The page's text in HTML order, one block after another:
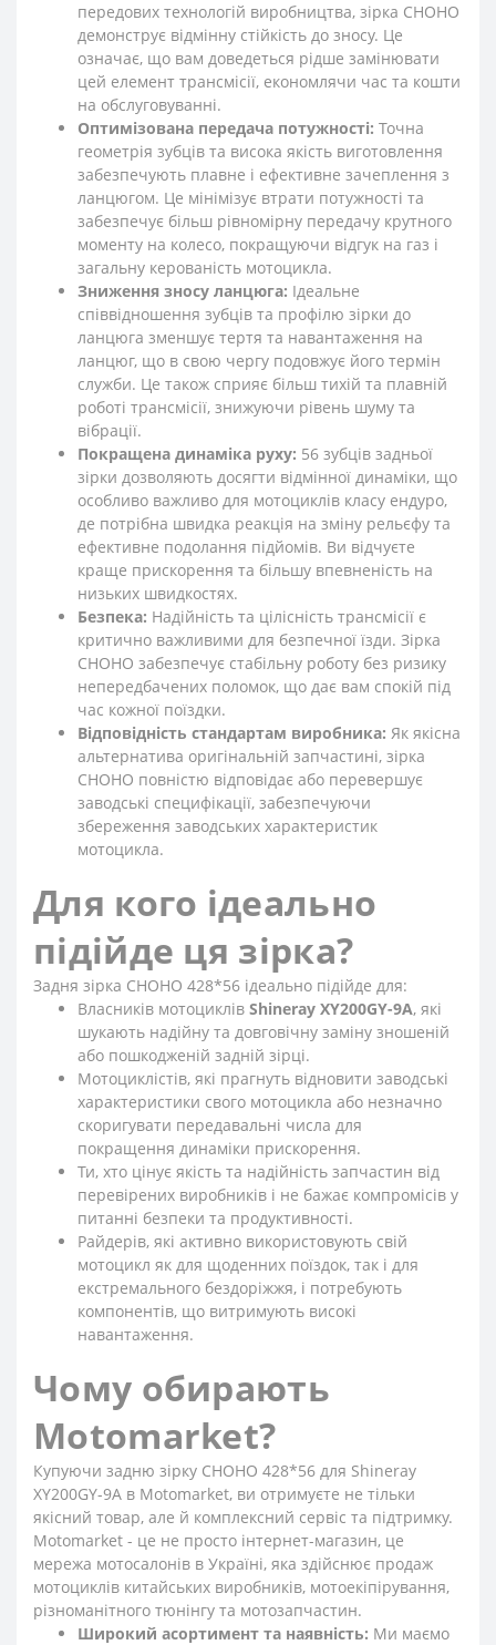
передових технологій виробництва, зірка CHOHO
демонструє відмінну стійкість до зносу. Це
означає, що вам доведеться рідше замінювати
цей елемент трансмісії, економлячи час та кошти
на обслуговуванні.
Оптимізована передача потужності: Точна
геометрія зубців та висока якість виготовлення
забезпечують плавне і ефективне зачеплення з
ланцюгом. Це мінімізує втрати потужності та
забезпечує більш рівномірну передачу крутного
моменту на колесо, покращуючи відгук на газ і
загальну керованість мотоцикла.
Зниження зносу ланцюга: Ідеальне
співвідношення зубців та профілю зірки до
ланцюга зменшує тертя та навантаження на
ланцюг, що в свою чергу подовжує його термін
служби. Це також сприяє більш тихій та плавній
роботі трансмісії, знижуючи рівень шуму та
вібрації.
Покращена динаміка руху: 56 зубців задньої
зірки дозволяють досягти відмінної динаміки, що
особливо важливо для мотоциклів класу ендуро,
де потрібна швидка реакція на зміну рельєфу та
ефективне подолання підйомів. Ви відчуєте
краще прискорення та більшу впевненість на
низьких швидкостях.
Безпека: Надійність та цілісність трансмісії є
критично важливими для безпечної їзди. Зірка
CHOHO забезпечує стабільну роботу без ризику
непередбачених поломок, що дає вам спокій під
час кожної поїздки.
Відповідність стандартам виробника: Як якісна
альтернатива оригінальній запчастині, зірка
CHOHO повністю відповідає або перевершує
заводські специфікації, забезпечуючи
збереження заводських характеристик
мотоцикла.
Для кого ідеально
підійде ця зірка?
Задня зірка CHOHO 428*56 ідеально підійде для:
Власників мотоциклів Shineray XY200GY-9A, які
шукають надійну та довговічну заміну зношеній
або пошкодженій задній зірці.
Мотоциклістів, які прагнуть відновити заводські
характеристики свого мотоцикла або незначно
скоригувати передавальні числа для
покращення динаміки прискорення.
Ти, хто цінує якість та надійність запчастин від
перевірених виробників і не бажає компромісів у
питанні безпеки та продуктивності.
Райдерів, які активно використовують свій
мотоцикл як для щоденних поїздок, так і для
екстремального бездоріжжя, і потребують
компонентів, що витримують високі
навантаження.
Чому обирають
Motomarket?
Купуючи задню зірку CHOHO 428*56 для Shineray
XY200GY-9A в Motomarket, ви отримуєте не тільки
якісний товар, але й комплексний сервіс та підтримку.
Motomarket - це не просто інтернет-магазин, це
мережа мотосалонів в Україні, яка здійснює продаж
мотоциклів китайських виробників, мотоекіпірування,
різноманітного тюнінгу та мотозапчастин.
Широкий асортимент та наявність: Ми маємо